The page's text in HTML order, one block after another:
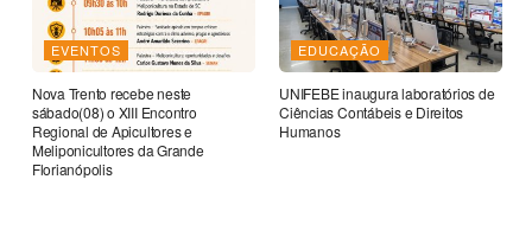
EVENTOS
Nova Trento recebe neste
sábado(08) o XIII Encontro
Regional de Apicultores e
Meliponicultores da Grande
Florianópolis
EDUCAÇÃO
UNIFEBE inaugura laboratórios de
Ciências Contábeis e Direitos
Humanos